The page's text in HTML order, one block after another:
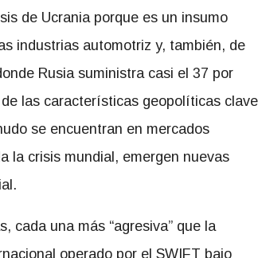
de Ucrania porque es un insumo
industrias automotriz y, también, de
Rusia suministra casi el 37 por
las características geopolíticas clave
se encuentran en mercados
la crisis mundial, emergen nuevas
cada una más “agresiva” que la
operado por el SWIFT bajo